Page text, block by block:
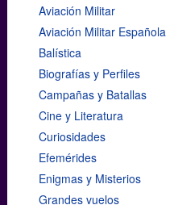
Aviación Militar
Aviación Militar Española
Balística
Biografías y Perfiles
Campañas y Batallas
Cine y Literatura
Curiosidades
Efemérides
Enigmas y Misterios
Grandes vuelos